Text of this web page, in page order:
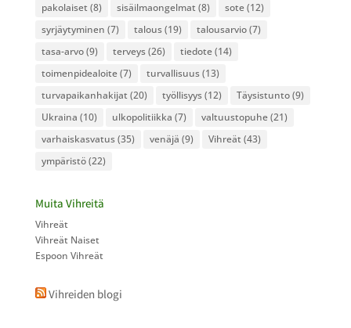
pakolaiset (8) sisäilmaongelmat (8) sote(12)
syrjäytyminen (7) talous(19) talousarvio(7)
tasa-arvo(9) terveys(26) tiedote(14)
toimenpidealoite(7) turvallisuus(13)
turvapaikanhakijat (20) työllisyys(12) Täysistunto(9)
Ukraina (10) ulkopolitiikka (7) valtuustopuhe(21)
varhaiskasvatus(35) venäjä (9) Vihreät (43)
ympäristö(22)
Muita Vihreitä
Vihreät
Vihreät Naiset
Espoon Vihreät
Vihreiden blogi